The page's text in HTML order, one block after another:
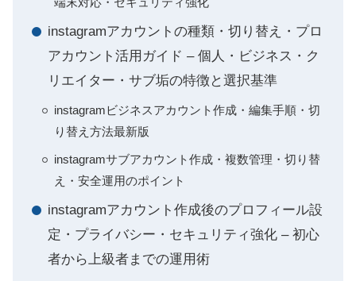
instagramアカウントの種類・切り替え・プロ
アカウント活用ガイド – 個人・ビジネス・ク
リエイター・サブ垢の特徴と選択基準
instagramビジネスアカウント作成・編集手順・切
り替え方法最新版
instagramサブアカウント作成・複数管理・切り替
え・安全運用のポイント
instagramアカウント作成後のプロフィール設
定・プライバシー・セキュリティ強化 – 初心
者から上級者までの運用術